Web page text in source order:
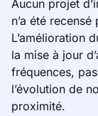
Aucun projet
n’a été
L’amélioration
la mise à jour
fréquences,
l’évolution de
proximité.